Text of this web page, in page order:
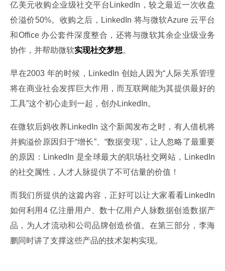
亿美元收购企业级社交平台LinkedIn，较之最近一次收盘
价溢价50%。收购之后，LinkedIn 将与微软Azure 云平台
和Office 办公套件深度整合，还将与微软其余企业级业务
协作，并帮助微软实现社交梦想。
早在2003 年的时候，LinkedIn 创始人因为“人际关系管理
将在商业社会发挥巨大作用，而互联网能为其提供最好的
工具”这个初心走到一起，创办LinkedIn。
在微软后妈收养LinkedIn 这个新闻发布之时，有人借机将
并购溢价原因归于“增长”、“数据变现”，让人忽略了最重要
的原因：LinkedIn 是全球最大的职场社交网站，LinkedIn
的社交属性，人才人脉提供了不可估量的价值！
而我们所提供的这篇内容，正好可以让大家看看LinkedIn
如何利用4 亿注册用户、数十亿用户人脉数据创造数据产
品，为人才流动和公司品牌创造价值。在第三部分，李海
鹏同时讲了支撑这些产品的技术架构实现。